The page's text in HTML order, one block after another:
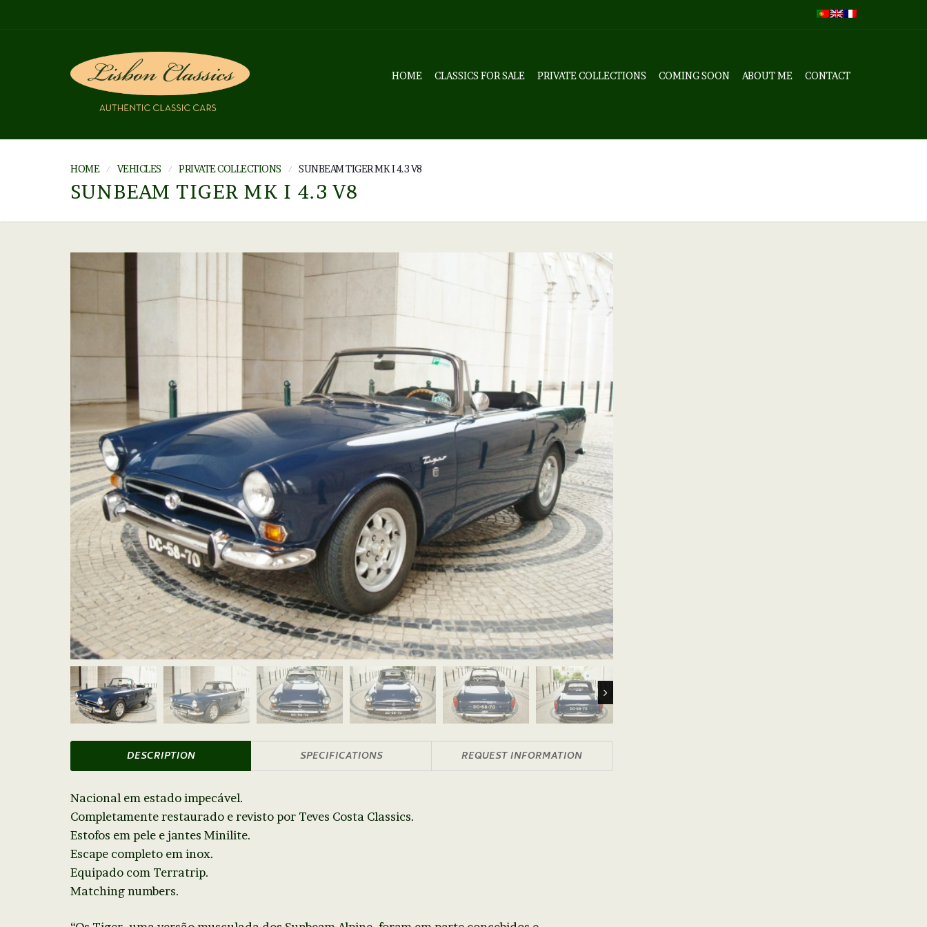
HOME CLASSICS FOR SALE PRIVATE COLLECTIONS COMING SOON ABOUT ME CONTACT
HOME VEHICLES PRIVATE COLLECTIONS SUNBEAM TIGER MK I 4.3 V8
SUNBEAM TIGER MK I 4.3 V8
Next
DESCRIPTION SPECIFICATIONS REQUEST INFORMATION
Nacional em estado impecável.
Completamente restaurado e revisto por Teves Costa Classics.
Estofos em pele e jantes Minilite.
Escape completo em inox.
Equipado com Terratrip.
Matching numbers.